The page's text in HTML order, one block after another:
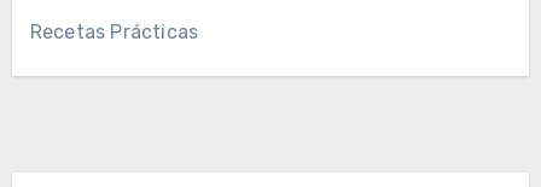
Recetas Prácticas